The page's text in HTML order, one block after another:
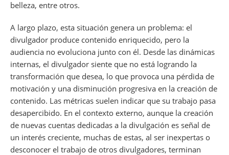
belleza, entre otros.
A largo plazo, esta situación genera un problema: el
divulgador produce contenido enriquecido, pero la
audiencia no evoluciona junto con él. Desde las dinámicas
internas, el divulgador siente que no está logrando la
transformación que desea, lo que provoca una pérdida de
motivación y una disminución progresiva en la creación de
contenido. Las métricas suelen indicar que su trabajo pasa
desapercibido. En el contexto externo, aunque la creación
de nuevas cuentas dedicadas a la divulgación es señal de
un interés creciente, muchas de estas, al ser inexpertas o
desconocer el trabajo de otros divulgadores, terminan